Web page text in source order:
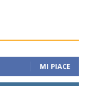
MI PIACE